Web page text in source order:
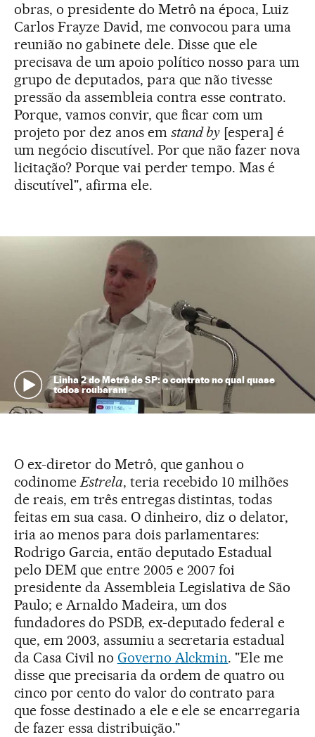
obras, o presidente do Metrô na época, Luiz
Carlos Frayze David, me convocou para uma
reunião no gabinete dele. Disse que ele
precisava de um apoio político nosso para um
grupo de deputados, para que não tivesse
pressão da assembleia contra esse contrato.
Porque, vamos convir, que ficar com um
projeto por dez anos em stand by [espera] é
um negócio discutível. Por que não fazer nova
licitação? Porque vai perder tempo. Mas é
discutível", afirma ele.
Linha 2 do Metrô de SP: o contrato no qual quase
todos roubaram
O ex-diretor do Metrô, que ganhou o
codinome Estrela, teria recebido 10 milhões
de reais, em três entregas distintas, todas
feitas em sua casa. O dinheiro, diz o delator,
iria ao menos para dois parlamentares:
Rodrigo Garcia, então deputado Estadual
pelo DEM que entre 2005 e 2007 foi
presidente da Assembleia Legislativa de São
Paulo; e Arnaldo Madeira, um dos
fundadores do PSDB, ex-deputado federal e
que, em 2003, assumiu a secretaria estadual
da Casa Civil no Governo Alckmin. "Ele me
disse que precisaria da ordem de quatro ou
cinco por cento do valor do contrato para
que fosse destinado a ele e ele se encarregaria
de fazer essa distribuição."